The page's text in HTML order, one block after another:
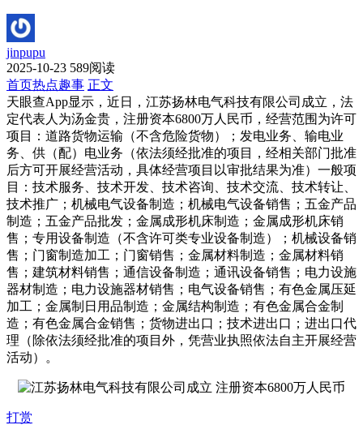
jinpupu
2025-10-23 589阅读
首页热点趣事 正文
天眼查App显示，近日，江苏扬林电气科技有限公司成立，法
定代表人为汤金贵，注册资本6800万人民币，经营范围为许可
项目：道路货物运输（不含危险货物）；发电业务、输电业
务、供（配）电业务（依法须经批准的项目，经相关部门批准
后方可开展经营活动，具体经营项目以审批结果为准）一般项
目：技术服务、技术开发、技术咨询、技术交流、技术转让、
技术推广；机械电气设备制造；机械电气设备销售；五金产品
制造；五金产品批发；金属成形机床制造；金属成形机床销
售；专用设备制造（不含许可类专业设备制造）；机械设备销
售；门窗制造加工；门窗销售；金属材料制造；金属材料销
售；建筑材料销售；通信设备制造；通讯设备销售；电力设施
器材制造；电力设施器材销售；电气设备销售；有色金属压延
加工；金属制日用品制造；金属结构制造；有色金属合金制
造；有色金属合金销售；货物进出口；技术进出口；进出口代
理（除依法须经批准的项目外，凭营业执照依法自主开展经营
活动）。
打赏